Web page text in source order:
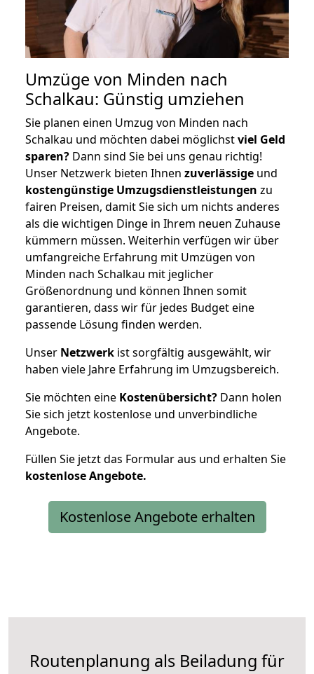
Umzüge von Minden nach
Schalkau: Günstig umziehen
Sie planen einen Umzug von Minden nach
Schalkau und möchten dabei möglichstviel Geld
sparen? Dann sind Sie bei uns genau richtig!
Unser Netzwerk bieten Ihnen zuverlässige und
kostengünstige Umzugsdienstleistungen zu
fairen Preisen, damit Sie sich um nichts anderes
als die wichtigen Dinge in Ihrem neuen Zuhause
kümmern müssen. Weiterhin verfügen wir über
umfangreiche Erfahrung mit Umzügen von
Minden nach Schalkau mit jeglicher
Größenordnung und können Ihnen somit
garantieren, dass wir für jedes Budget eine
passende Lösung finden werden.
Unser Netzwerk ist sorgfältig ausgewählt, wir
haben viele Jahre Erfahrung im Umzugsbereich.
Sie möchten eine Kostenübersicht? Dann holen
Sie sich jetzt kostenlose und unverbindliche
Angebote.
Füllen Sie jetzt das Formular aus und erhalten Sie
kostenloseAngebote.
Kostenlose Angebote erhalten
Routenplanung als Beiladung für